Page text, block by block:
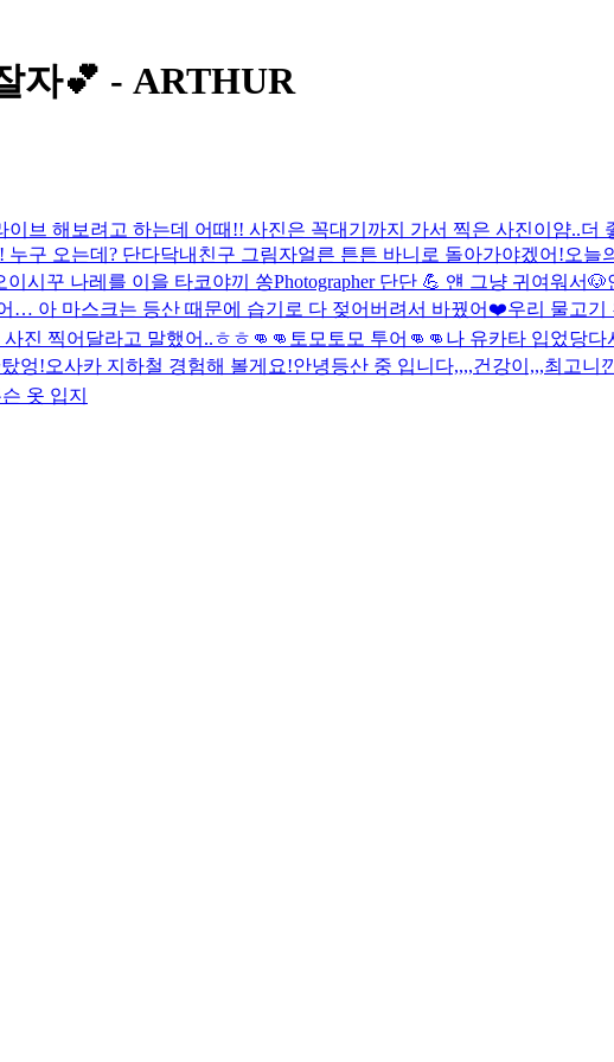
자💕 - ARTHUR
이브 해보려고 하는데 어때!! 사진은 꼭대기까지 가서 찍은 사진이얌..더
누구 오는데? 단다닥내친구 그림자얼른 튼튼 바니로 돌아가야겠어!오늘
이시꾸 나레를 이을 타코야끼 쏭Photographer 단단 💪 얜 그냥 귀여워서🐶
… 아 마스크는 등산 때문에 습기로 다 젖어버려서 바꿨어❤️우리 물고기
진 찍어달라고 말했어..ㅎㅎ 👊👊토모토모 투어👊👊 나 유카타 입었당다
탔엉!오사카 지하철 경험해 볼게요!안녕등산 중 입니다,,,,건강이,,,최고니
옷 입지